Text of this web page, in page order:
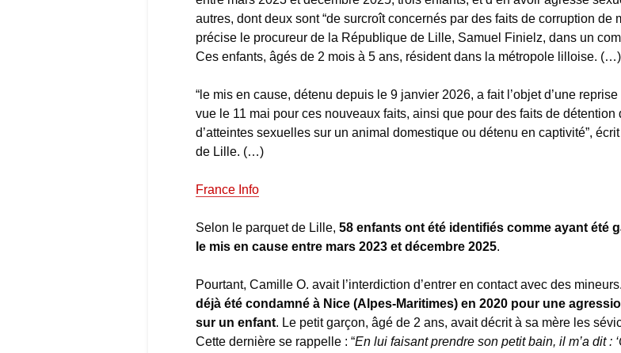
autres, dont deux sont “de surcroît concernés par des faits de corruption de
précise le procureur de la République de Lille, Samuel Finielz, dans un
Ces enfants, âgés de 2 mois à 5 ans, résident dans la métropole lilloise. (…)
“le mis en cause, détenu depuis le 9 janvier 2026, a fait l’objet d’une
vue le 11 mai pour ces nouveaux faits, ainsi que pour des faits de détention
d’atteintes sexuelles sur un animal domestique ou détenu en captivité”,
de Lille. (…)
France Info
Selon le parquet de Lille, 58 enfants ont été identifiés comme ayant été
le mis en cause entre mars 2023 et décembre 2025.
Pourtant, Camille O. avait l’interdiction d’entrer en contact avec des mineurs.
déjà été condamné à Nice (Alpes-Maritimes) en 2020 pour une
sur un enfant. Le petit garçon, âgé de 2 ans, avait décrit à sa mère les
Cette dernière se rappelle : “En lui faisant prendre son petit bain, il m’a dit :